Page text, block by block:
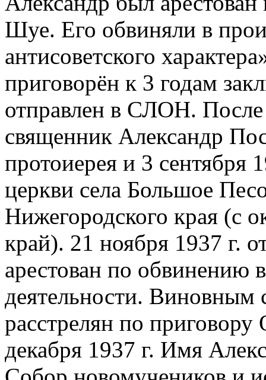
Шуе. Его обвиняли в
антисоветского
приговорён к 3 годам
отправлен в СЛОН. После
священник Александр
протоиерея и 3 сентября
церкви села Большое
Нижегородского края (с
край). 21 ноября 1937 г.
арестован по обвинению
деятельности. Виновным
расстрелян по
декабря 1937 г. Имя